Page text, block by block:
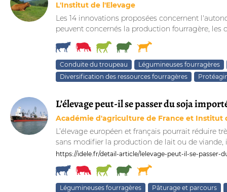
L'Institut de l'Elevage
Les 14 innovations proposées concernent
peuvent concernés la production fourragère, les
Conduite du troupeau
Légumineuses fourragères
Diversification des ressources fourragères
L’élevage peut-il se passer du soja
Académie d'agriculture de France et Institut
L’élevage européen et français pourrait réduire
sans modifier la production de lait ou de viande,
https://idele.fr/detail-article/lelevage-peut-il-se-passer-
Légumineuses fourragères Pâturage et parcours